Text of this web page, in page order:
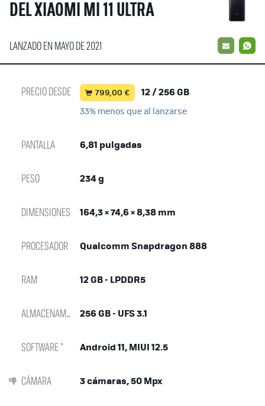
DEL XIAOMI MI 11 ULTRA
LANZADO EN MAYO DE 2021 EMAIL
PRECIO DESDE 799,00 € 12 / 256 GB
33% menos que al lanzarse
PANTALLA 6,81 pulgadas
PESO 234 g
DIMENSIONES 164,3 × 74,6 × 8,38 mm
PROCESADOR Qualcomm Snapdragon 888
RAM 12 GB - LPDDR5
ALMACENAMIENTO 256 GB - UFS 3.1
SOFTWARE * Android 11, MIUI 12.5
CÁMARA 3 cámaras, 50 Mpx